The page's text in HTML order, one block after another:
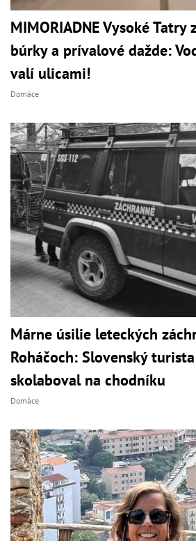
MIMORIADNE Vysoké Tatry
búrky a prívalové dažde:
valí ulicami!
Domáce
Márne úsilie leteckých
Roháčoch: Slovenský
skolaboval na chodníku
Domáce